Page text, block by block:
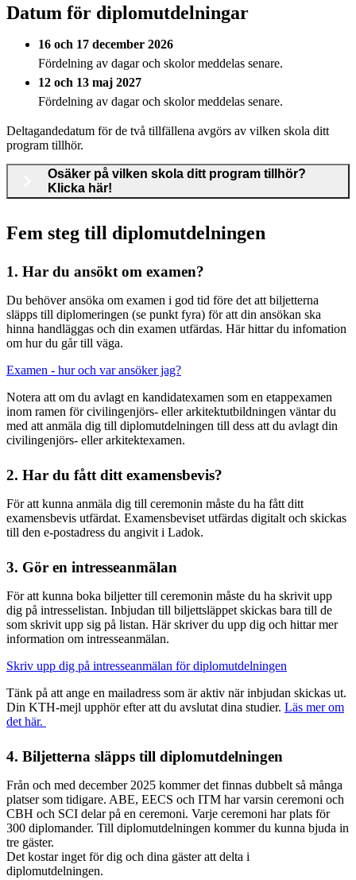
Datum för diplomutdelningar
16 och 17 december 2026
Fördelning av dagar och skolor meddelas senare.
12 och 13 maj 2027
Fördelning av dagar och skolor meddelas senare.
Deltagandedatum för de två tillfällena avgörs av vilken skola ditt
program tillhör.
Osäker på vilken skola ditt program tillhör?
Klicka här!
Fem steg till diplomutdelningen
1. Har du ansökt om examen?
Du behöver ansöka om examen i god tid före det att biljetterna
släpps till diplomeringen (se punkt fyra) för att din ansökan ska
hinna handläggas och din examen utfärdas. Här hittar du infomation
om hur du går till väga.
Examen - hur och var ansöker jag?
Notera att om du avlagt en kandidatexamen som en etappexamen
inom ramen för civilingenjörs- eller arkitektutbildningen väntar du
med att anmäla dig till diplomutdelningen till dess att du avlagt din
civilingenjörs- eller arkitektexamen.
2. Har du fått ditt examensbevis?
För att kunna anmäla dig till ceremonin måste du ha fått ditt
examensbevis utfärdat. Examensbeviset utfärdas digitalt och skickas
till den e-postadress du angivit i Ladok.
3. Gör en intresseanmälan
För att kunna boka biljetter till ceremonin måste du ha skrivit upp
dig på intresselistan. Inbjudan till biljettsläppet skickas bara till de
som skrivit upp sig på listan. Här skriver du upp dig och hittar mer
information om intresseanmälan.
Skriv upp dig på intresseanmälan för diplomutdelningen
Tänk på att ange en mailadress som är aktiv när inbjudan skickas ut.
Din KTH-mejl upphör efter att du avslutat dina studier. Läs mer om
det här.
4. Biljetterna släpps till diplomutdelningen
Från och med december 2025 kommer det finnas dubbelt så många
platser som tidigare. ABE, EECS och ITM har varsin ceremoni och
CBH och SCI delar på en ceremoni. Varje ceremoni har plats för
300 diplomander. Till diplomutdelningen kommer du kunna bjuda in
tre gäster.
Det kostar inget för dig och dina gäster att delta i
diplomutdelningen.